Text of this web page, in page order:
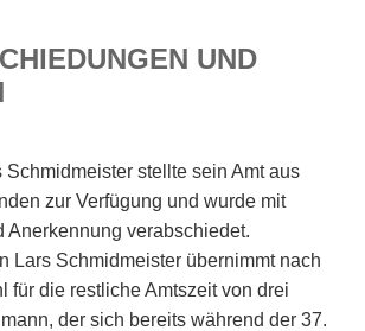
UND
Schmidmeister stellte sein Amt aus
zur Verfügung und wurde mit
Anerkennung verabschiedet.
Lars Schmidmeister übernimmt nach
für die restliche Amtszeit von drei
der sich bereits während der 37.